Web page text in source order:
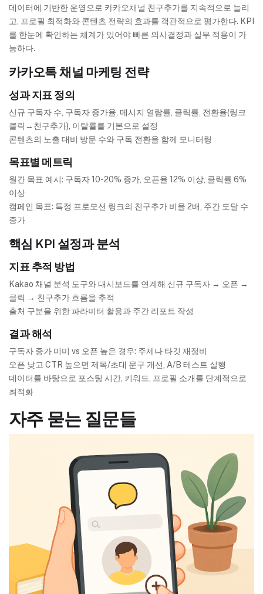
데이터에 기반한 운영으로 카카오채널 친구추가를 지속적으로 늘리
고, 프로필 최적화와 콘텐츠 전략의 효과를 객관적으로 평가한다. KPI
를 한눈에 확인하는 체계가 있어야 빠른 의사결정과 실무 적용이 가
능하다.
카카오톡 채널 마케팅 전략
성과 지표 정의
신규 구독자 수, 구독자 증가율, 메시지 열람률, 클릭률, 전환율(링크
클릭→친구추가), 이탈률를 기본으로 설정
콘텐츠의 노출 대비 방문 수와 구독 전환을 함께 모니터링
목표별 메트릭
월간 목표 예시: 구독자 10-20% 증가, 오픈율 12% 이상, 클릭률 6%
이상
캠페인 목표: 특정 프로모션 링크의 친구추가 비율 2배, 주간 도달 수
증가
핵심 KPI 설정과 분석
지표 추적 방법
Kakao 채널 분석 도구와 대시보드를 연계해 신규 구독자 → 오픈 →
클릭 → 친구추가 흐름을 추적
출처 구분을 위한 파라미터 활용과 주간 리포트 작성
결과 해석
구독자 증가 미미 vs 오픈 높은 경우: 주제나 타깃 재정비
오픈 낮고 CTR 높으면 제목/초대 문구 개선, A/B 테스트 실행
데이터를 바탕으로 포스팅 시간, 키워드, 프로필 소개를 단계적으로
최적화
자주 묻는 질문들